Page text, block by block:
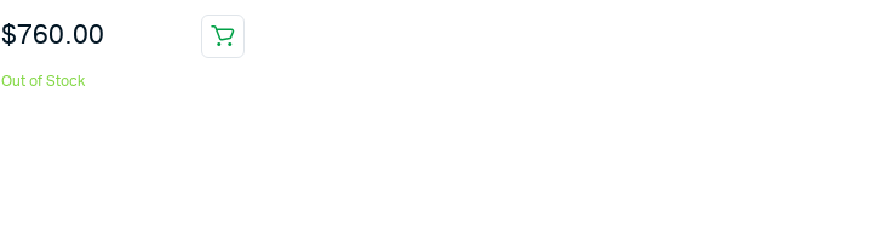
$760.00
Out of Stock